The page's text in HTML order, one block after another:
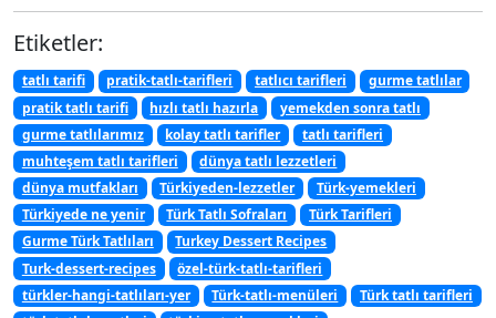
Etiketler:
tatlı tarifi pratik-tatlı-tarifleri tatlıcı tarifleri
gurme tatlılar
pratik tatlı tarifi
hızlı tatlı hazırla
yemekden sonra tatlı
gurme tatlılarımız
kolay tatlı tarifler
tatlı tarifleri
muhteşem tatlı tarifleri
dünya tatlı lezzetleri
dünya mutfakları
Türkiyeden-lezzetler
Türk-yemekleri
Türkiyede ne yenir
Türk Tatlı Sofraları
Türk Tarifleri
Gurme Türk Tatlıları
Turkey Dessert Recipes
Turk-dessert-recipes
özel-türk-tatlı-tarifleri
türkler-hangi-tatlıları-yer
Türk-tatlı-menüleri
Türk tatlı tarifleri